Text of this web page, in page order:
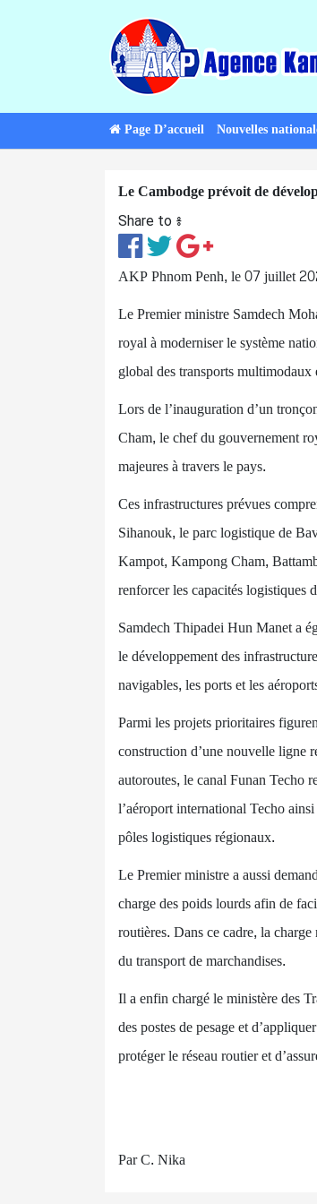
Page D’accueil Nouvelles
Le Cambodge prévoit de
Share to ៖​
AKP Phnom Penh, le 07 juillet
Le Premier ministre Samdech
royal à moderniser le système
global des transports
Lors de l’inauguration d’un
Cham, le chef du gouvernement
majeures à travers le pays.
Ces infrastructures prévues
Sihanouk, le parc logistique de
Kampot, Kampong Cham,
renforcer les capacités logistiques
Samdech Thipadei Hun Manet a
le développement des
navigables, les ports et les
Parmi les projets prioritaires
construction d’une nouvelle ligne
autoroutes, le canal Funan Techo
l’aéroport international Techo
pôles logistiques régionaux.
Le Premier ministre a aussi
charge des poids lourds afin de
routières. Dans ce cadre, la
du transport de marchandises.
Il a enfin chargé le ministère des
des postes de pesage et
protéger le réseau routier et
Par C. Nika